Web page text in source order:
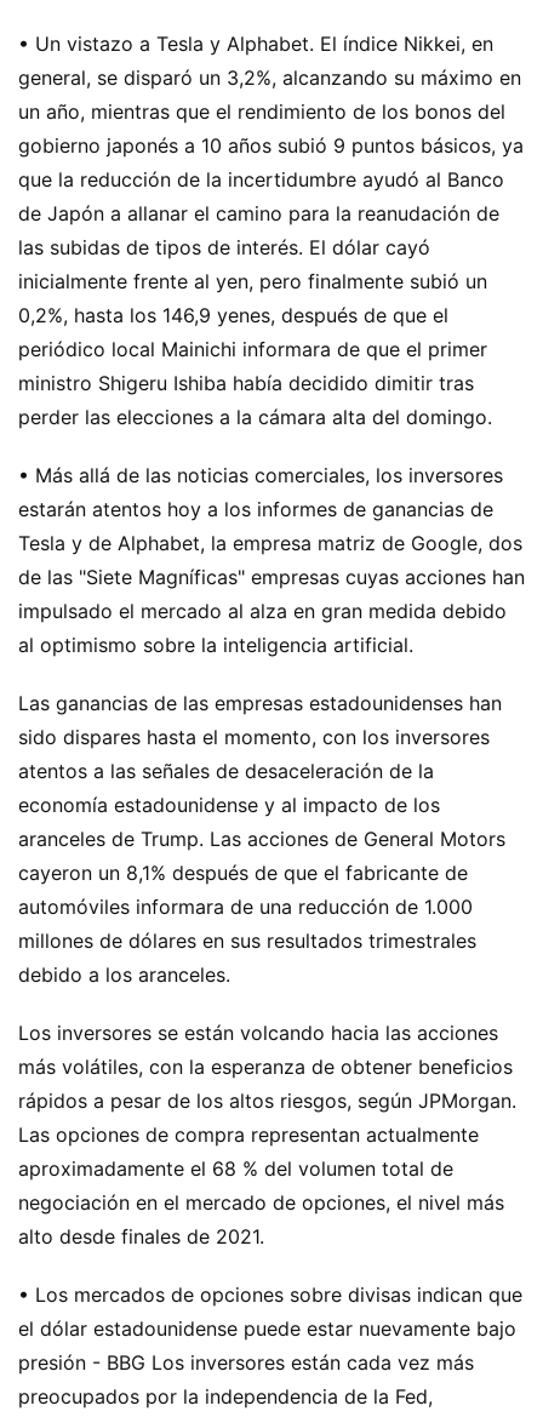
• Un vistazo a Tesla y Alphabet. El índice Nikkei, en
general, se disparó un 3,2%, alcanzando su máximo en
un año, mientras que el rendimiento de los bonos del
gobierno japonés a 10 años subió 9 puntos básicos, ya
que la reducción de la incertidumbre ayudó al Banco
de Japón a allanar el camino para la reanudación de
las subidas de tipos de interés. El dólar cayó
inicialmente frente al yen, pero finalmente subió un
0,2%, hasta los 146,9 yenes, después de que el
periódico local Mainichi informara de que el primer
ministro Shigeru Ishiba había decidido dimitir tras
perder las elecciones a la cámara alta del domingo.
• Más allá de las noticias comerciales, los inversores
estarán atentos hoy a los informes de ganancias de
Tesla y de Alphabet, la empresa matriz de Google, dos
de las "Siete Magníficas" empresas cuyas acciones han
impulsado el mercado al alza en gran medida debido
al optimismo sobre la inteligencia artificial.
Las ganancias de las empresas estadounidenses han
sido dispares hasta el momento, con los inversores
atentos a las señales de desaceleración de la
economía estadounidense y al impacto de los
aranceles de Trump. Las acciones de General Motors
cayeron un 8,1% después de que el fabricante de
automóviles informara de una reducción de 1.000
millones de dólares en sus resultados trimestrales
debido a los aranceles.
Los inversores se están volcando hacia las acciones
más volátiles, con la esperanza de obtener beneficios
rápidos a pesar de los altos riesgos, según JPMorgan.
Las opciones de compra representan actualmente
aproximadamente el 68 % del volumen total de
negociación en el mercado de opciones, el nivel más
alto desde finales de 2021.
• Los mercados de opciones sobre divisas indican que
el dólar estadounidense puede estar nuevamente bajo
presión - BBG Los inversores están cada vez más
preocupados por la independencia de la Fed,